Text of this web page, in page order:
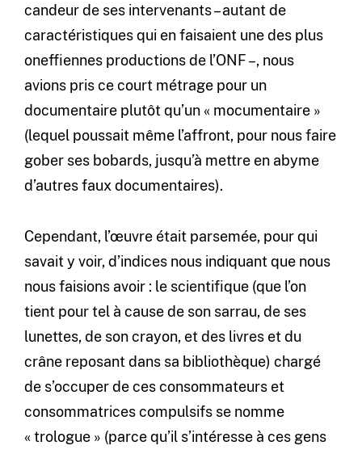
candeur de ses intervenants – autant de
caractéristiques qui en faisaient une des plus
oneffiennes productions de l’ONF –, nous
avions pris ce court métrage pour un
documentaire plutôt qu’un « mocumentaire »
(lequel poussait même l’affront, pour nous faire
gober ses bobards, jusqu’à mettre en abyme
d’autres faux documentaires).
Cependant, l’œuvre était parsemée, pour qui
savait y voir, d’indices nous indiquant que nous
nous faisions avoir : le scientifique (que l’on
tient pour tel à cause de son sarrau, de ses
lunettes, de son crayon, et des livres et du
crâne reposant dans sa bibliothèque) chargé
de s’occuper de ces consommateurs et
consommatrices compulsifs se nomme
« trologue » (parce qu’il s’intéresse à ces gens